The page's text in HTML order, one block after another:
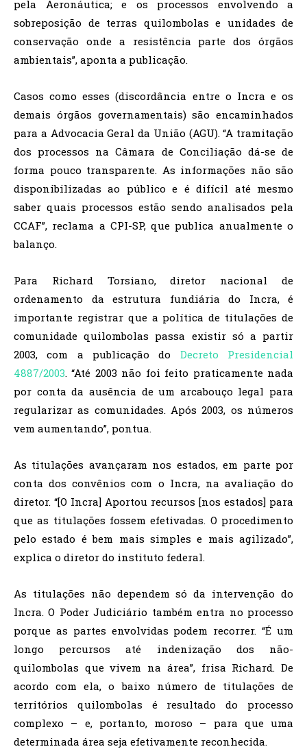
pela Aeronáutica; e os processos envolvendo a
sobreposição de terras quilombolas e unidades de
conservação onde a resistência parte dos órgãos
ambientais”, aponta a publicação.
Casos como esses (discordância entre o Incra e os
demais órgãos governamentais) são encaminhados
para a Advocacia Geral da União (AGU). “A tramitação
dos processos na Câmara de Conciliação dá-se de
forma pouco transparente. As informações não são
disponibilizadas ao público e é difícil até mesmo
saber quais processos estão sendo analisados pela
CCAF”, reclama a CPI-SP, que publica anualmente o
balanço.
Para Richard Torsiano, diretor nacional de
ordenamento da estrutura fundiária do Incra, é
importante registrar que a política de titulações de
comunidade quilombolas passa existir só a partir
2003, com a publicação do Decreto Presidencial
4887/2003. “Até 2003 não foi feito praticamente nada
por conta da ausência de um arcabouço legal para
regularizar as comunidades. Após 2003, os números
vem aumentando”, pontua.
As titulações avançaram nos estados, em parte por
conta dos convênios com o Incra, na avaliação do
diretor. “[O Incra] Aportou recursos [nos estados] para
que as titulações fossem efetivadas. O procedimento
pelo estado é bem mais simples e mais agilizado”,
explica o diretor do instituto federal.
As titulações não dependem só da intervenção do
Incra. O Poder Judiciário também entra no processo
porque as partes envolvidas podem recorrer. “É um
longo percursos até indenização dos não-
quilombolas que vivem na área”, frisa Richard. De
acordo com ela, o baixo número de titulações de
territórios quilombolas é resultado do processo
complexo – e, portanto, moroso – para que uma
determinada área seja efetivamente reconhecida.